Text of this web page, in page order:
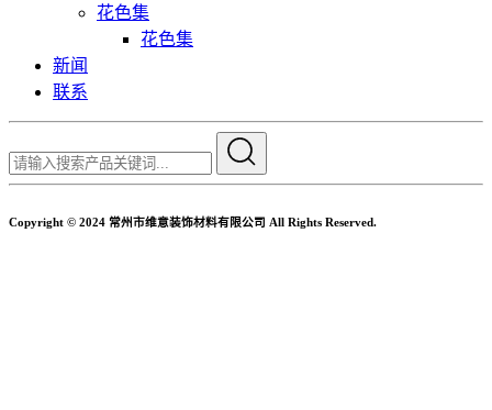
花色集
花色集
新闻
联系
Copyright © 2024 常州市维意装饰材料有限公司 All Rights Reserved.